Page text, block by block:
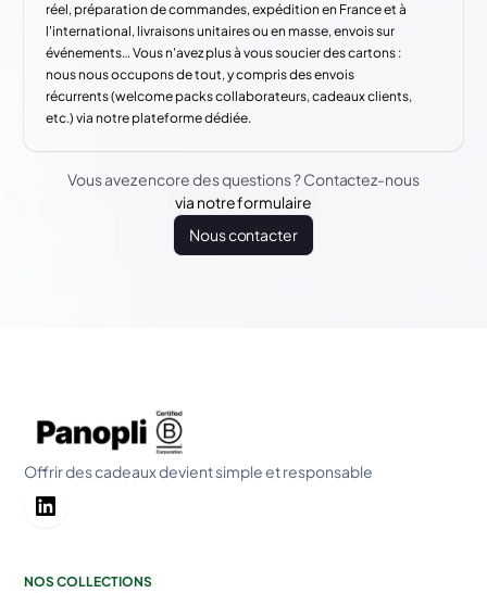
réel, préparation de commandes, expédition en France et à
l'international, livraisons unitaires ou en masse, envois sur
événements… Vous n'avez plus à vous soucier des cartons :
nous nous occupons de tout, y compris des envois
récurrents (welcome packs collaborateurs, cadeaux clients,
etc.) via notre plateforme dédiée.
Vous avez encore des questions ? Contactez-nous
via notre formulaire
Nous contacter
Offrir des cadeaux devient simple et responsable
NOS COLLECTIONS